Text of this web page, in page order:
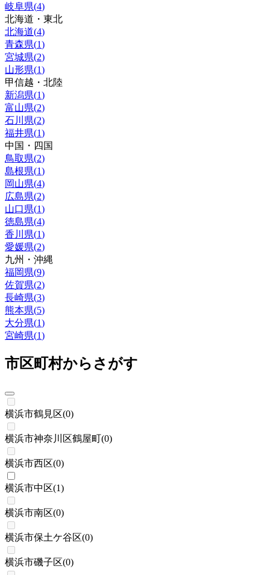
岐阜県(4)
北海道・東北
北海道(4)
青森県(1)
宮城県(2)
山形県(1)
甲信越・北陸
新潟県(1)
富山県(2)
石川県(2)
福井県(1)
中国・四国
鳥取県(2)
島根県(1)
岡山県(4)
広島県(2)
山口県(1)
徳島県(4)
香川県(1)
愛媛県(2)
九州・沖縄
福岡県(9)
佐賀県(2)
長崎県(3)
熊本県(5)
大分県(1)
宮崎県(1)
市区町村からさがす
横浜市鶴見区(0)
横浜市神奈川区鶴屋町(0)
横浜市西区(0)
横浜市中区(1)
横浜市南区(0)
横浜市保土ケ谷区(0)
横浜市磯子区(0)